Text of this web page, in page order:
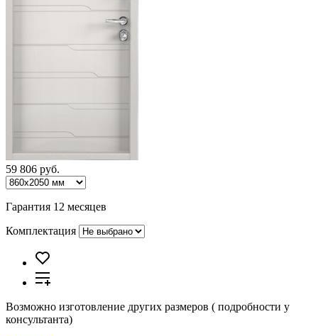
59 806 руб.
Гарантия 12 месяцев
Комплектация
Возможно изготовление других размеров ( подробности у
консультанта)